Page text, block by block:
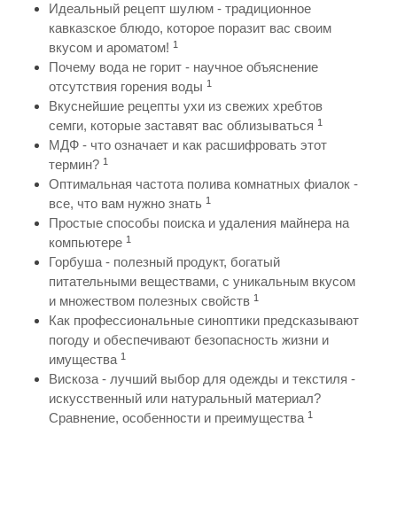
Идеальный рецепт шулюм - традиционное
кавказское блюдо, которое поразит вас своим
вкусом и ароматом! 1
Почему вода не горит - научное объяснение
отсутствия горения воды 1
Вкуснейшие рецепты ухи из свежих хребтов
семги, которые заставят вас облизываться 1
МДФ - что означает и как расшифровать этот
термин? 1
Оптимальная частота полива комнатных фиалок -
все, что вам нужно знать 1
Простые способы поиска и удаления майнера на
компьютере 1
Горбуша - полезный продукт, богатый
питательными веществами, с уникальным вкусом
и множеством полезных свойств 1
Как профессиональные синоптики предсказывают
погоду и обеспечивают безопасность жизни и
имущества 1
Вискоза - лучший выбор для одежды и текстиля -
искусственный или натуральный материал?
Сравнение, особенности и преимущества 1